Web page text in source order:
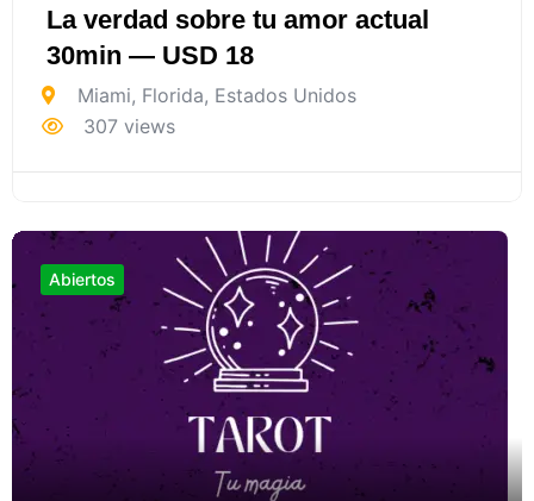
La verdad sobre tu amor actual
30min — USD 18
Miami, Florida, Estados Unidos
307 views
Abiertos